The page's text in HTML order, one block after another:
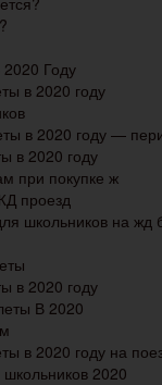
Году
в 2020 году
в 2020 году —
в 2020 году
при покупке ж
проезд
школьников на жд
в 2020 году
В 2020
в 2020 году на
2020